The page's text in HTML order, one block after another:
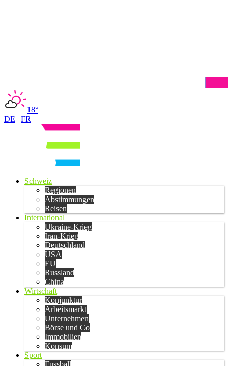
18°
DE | FR
Schweiz
Regionen
Abstimmungen
Reisen
International
Ukraine-Krieg
Iran-Krieg
Deutschland
USA
EU
Russland
China
Wirtschaft
Konjunktur
Arbeitsmarkt
Unternehmen
Börse und Co
Immobilien
Konsum
Sport
Fussball